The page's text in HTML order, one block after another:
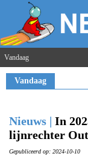
Vandaag
Vandaag
Nieuws | In
lijnrechter
Gepubliceerd op: 2024-10-10